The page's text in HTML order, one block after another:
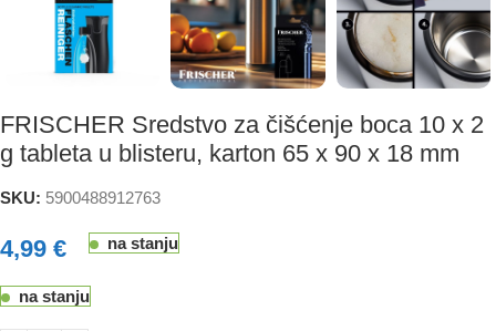
FRISCHER Sredstvo za čišćenje boca 10 x 2
g tableta u blisteru, karton 65 x 90 x 18 mm
SKU: 5900488912763
4,99 € na stanju
na stanju